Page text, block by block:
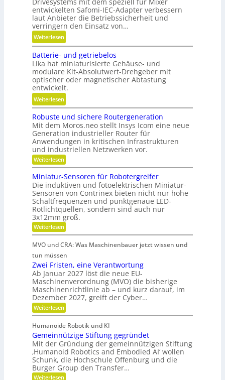
y
n
a
m
i
k
u
n
d
P
l
a
t
z
a
u
p
o
s
i
t
i
o
n
i
r
e
n
i
s
l
a
u
f
w
i
r
t
s
c
h
a
f
t
i
n
d
e
K
u
n
s
t
t
o
f
f
b
r
n
c
h
e
entwickelten Safomi-IEC-Adapter verbessern
laut Anbieter die Betriebssicherheit und
verringern den Einsatz von…
Weiterlesen:
L
ä
n
g
e
r
e
e
t
r
i
e
b
s
z
e
t
d
a
n
k
Ö
l
a
u
s
g
e
i
c
h
Batterie- und getriebelos
Lika hat miniaturisierte Gehäuse- und
modulare Kit-Absolutwert-Drehgeber mit
optischer oder magnetischer Abtastung
entwickelt.
Weiterlesen:
B
a
t
t
e
r
i
e
-
u
n
d
g
e
t
e
b
e
l
o
s
Robuste und sichere Routergeneration
Mit dem Moros.neo stellt Insys Icom eine neue
Generation industrieller Router für
Anwendungen in kritischen Infrastrukturen
und industriellen Netzwerken vor.
Weiterlesen:
R
o
b
u
s
t
e
u
n
d
s
i
h
e
r
e
R
o
u
t
e
g
e
n
e
r
a
t
i
Miniatur-Sensoren für Robotergreifer
Die induktiven und fotoelektrischen Miniatur-
Sensoren von Contrinex bieten nicht nur hohe
Schaltfrequenzen und punktgenaue LED-
Rotlichtquellen, sondern sind auch nur
3x12mm groß.
Weiterlesen:
M
n
i
t
u
r
-
S
e
n
s
o
r
e
n
f
ü
r
R
MVO und CRA: Was Maschinenbauer jetzt wissen und
tun müssen
Zwei Fristen, eine Verantwortung
Ab Januar 2027 löst die neue EU-
Maschinenverordnung (MVO) die bisherige
Maschinenrichtlinie ab – und kurz darauf, im
Dezember 2027, greift der Cyber…
Weiterlesen:
Z
e
i
F
r
i
s
t
e
Humanoide Robotik und KI
Gemeinnützige Stiftung gegründet
Mit der Gründung der gemeinnützigen Stiftung
‚Humanoid Robotics and Embodied AI‘ wollen
Schunk, die Hochschule Offenburg und die
Burger Group den Transfer…
Weiterlesen: